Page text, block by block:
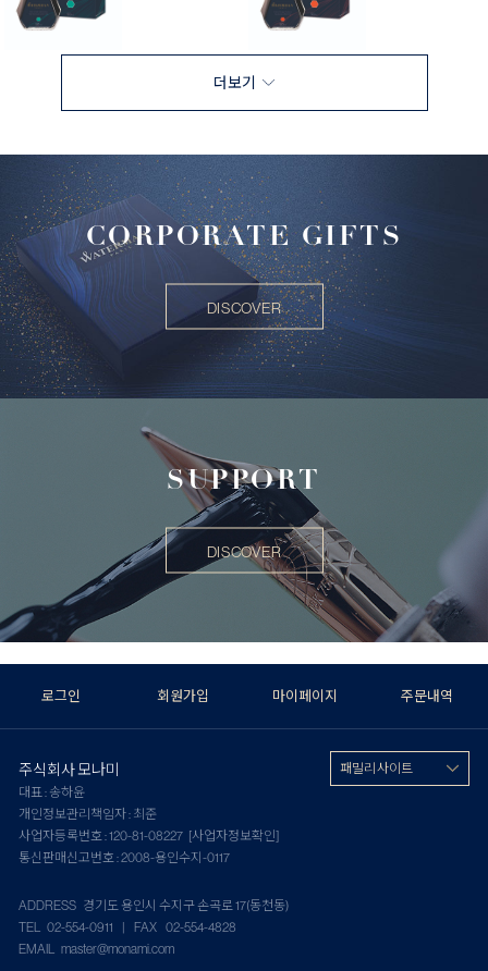
더보기
CORPORATE GIFTS
DISCOVER
SUPPORT
DISCOVER
로그인 회원가입 마이페이지 주문내역
주식회사 모나미
대표 : 송하윤
개인정보관리책임자 : 최준
사업자등록번호 : 120-81-08227 [사업자정보확인]
통신판매신고번호 : 2008-용인수지-0117
ADDRESS 경기도 용인시 수지구 손곡로 17(동천동)
TEL 02-554-0911 | FAX 02-554-4828
EMAIL master@monami.com
패밀리 사이트